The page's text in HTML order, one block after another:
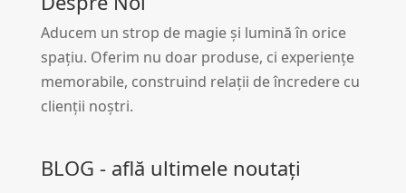
Aducem un strop de magie și lumină în orice
spațiu. Oferim nu doar produse, ci experiențe
memorabile, construind relații de încredere cu
clienții noștri.
BLOG - află ultimele noutați